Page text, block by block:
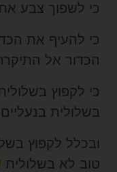
לשפוך צבע
להעיף את הכדור
אל התיקרה,
לקפוץ בשלולית
בנעליים
לקפוץ
לא בשלולית